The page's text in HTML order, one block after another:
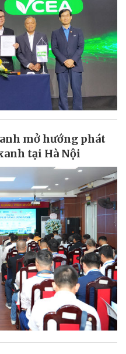
mở hướng phát
tại Hà Nội